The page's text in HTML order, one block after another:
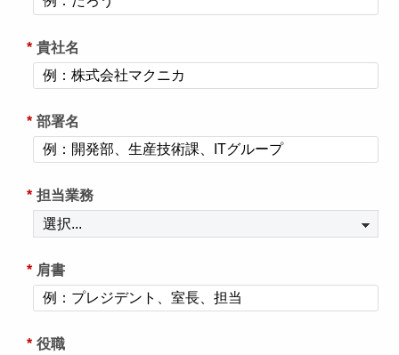
* 貴社名
* 部署名
* 担当業務
* 肩書
* 役職